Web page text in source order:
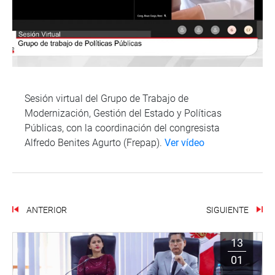
Sesión virtual del Grupo de Trabajo de
Modernización, Gestión del Estado y Políticas
Públicas, con la coordinación del congresista
Alfredo Benites Agurto (Frepap). Ver vídeo
ANTERIOR SIGUIENTE
13
01